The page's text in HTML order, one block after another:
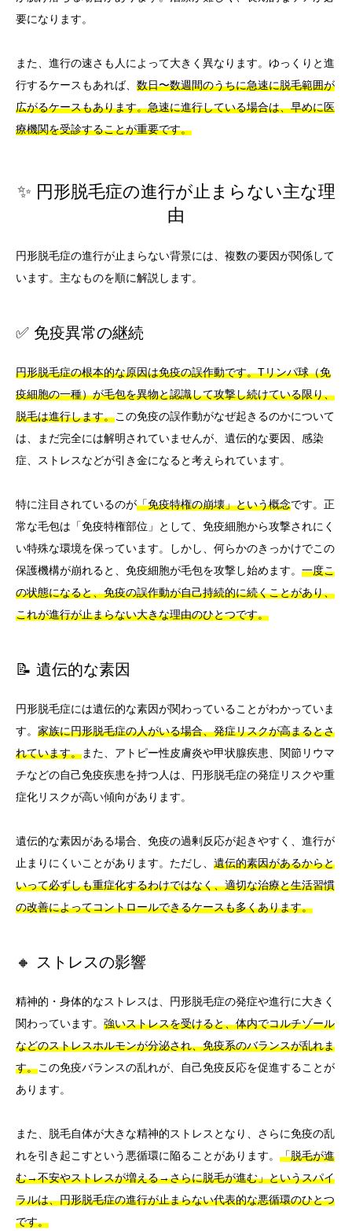
要になります。
また、進行の速さも人によって大きく異なります。ゆっくりと進
行するケースもあれば、 数日〜数週間のうちに急速に脱毛範囲が
広がるケースもあります。急速に進行している場合は、早めに医
療機関を受診することが重要です。
✨ 円形脱毛症の進行が止まらない主な理
由
円形脱毛症の進行が止まらない背景には、複数の要因が関係して
います。主なものを順に解説します。
✅ 免疫異常の継続
円形脱毛症の根本的な原因は免疫の誤作動です。Tリンパ球（免
疫細胞の一種）が毛包を異物と認識して攻撃し続けている限り、
脱毛は進行します。この免疫の誤作動がなぜ起きるのかについて
は、まだ完全には解明されていませんが、遺伝的な要因、感染
症、ストレスなどが引き金になると考えられています。
特に注目されているのが「免疫特権の崩壊」という概念です。正
常な毛包は「免疫特権部位」として、免疫細胞から攻撃されにく
い特殊な環境を保っています。しかし、何らかのきっかけでこの
保護機構が崩れると、免疫細胞が毛包を攻撃し始めます。 一度こ
の状態になると、免疫の誤作動が自己持続的に続くことがあり、
これが進行が止まらない大きな理由のひとつです。
📝 遺伝的な素因
円形脱毛症には遺伝的な素因が関わっていることがわかっていま
す。 家族に円形脱毛症の人がいる場合、発症リスクが高まるとさ
れています。また、アトピー性皮膚炎や甲状腺疾患、関節リウマ
チなどの自己免疫疾患を持つ人は、円形脱毛症の発症リスクや重
症化リスクが高い傾向があります。
遺伝的な素因がある場合、免疫の過剰反応が起きやすく、進行が
止まりにくいことがあります。ただし、 遺伝的素因があるからと
いって必ずしも重症化するわけではなく、適切な治療と生活習慣
の改善によってコントロールできるケースも多くあります。
🔸 ストレスの影響
精神的・身体的なストレスは、円形脱毛症の発症や進行に大きく
関わっています。 強いストレスを受けると、体内でコルチゾール
などのストレスホルモンが分泌され、免疫系のバランスが乱れま
す。この免疫バランスの乱れが、自己免疫反応を促進することが
あります。
また、脱毛自体が大きな精神的ストレスとなり、さらに免疫の乱
れを引き起こすという悪循環に陥ることがあります。 「脱毛が進
む→不安やストレスが増える→さらに脱毛が進む」というスパイ
ラルは、円形脱毛症の進行が止まらない代表的な悪循環のひとつ
です。